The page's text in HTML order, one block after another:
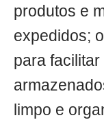
produtos e
expedidos;
para
limpo e